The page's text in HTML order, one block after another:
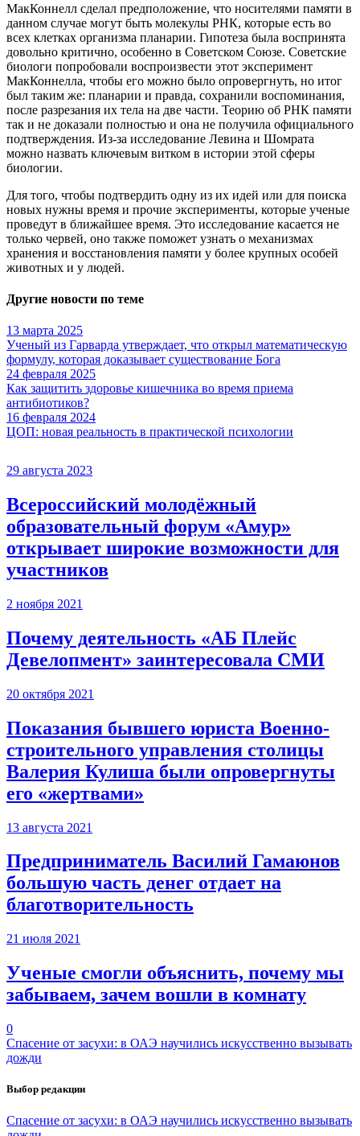
МакКоннелл сделал предположение, что носителями памяти в
данном случае могут быть молекулы РНК, которые есть во
всех клетках организма планарии. Гипотеза была воспринята
довольно критично, особенно в Советском Союзе. Советские
биологи попробовали воспроизвести этот эксперимент
МакКоннелла, чтобы его можно было опровергнуть, но итог
был таким же: планарии и правда, сохранили воспоминания,
после разрезания их тела на две части. Теорию об РНК памяти
так и не доказали полностью и она не получила официального
подтверждения. Из-за исследование Левина и Шомрата
можно назвать ключевым витком в истории этой сферы
биологии.
Для того, чтобы подтвердить одну из их идей или для поиска
новых нужны время и прочие эксперименты, которые ученые
проведут в ближайшее время. Это исследование касается не
только червей, оно также поможет узнать о механизмах
хранения и восстановления памяти у более крупных особей
животных и у людей.
Другие новости по теме
13 марта 2025
Ученый из Гарварда утверждает, что открыл математическую
формулу, которая доказывает существование Бога
24 февраля 2025
Как защитить здоровье кишечника во время приема
антибиотиков?
16 февраля 2024
ЦОП: новая реальность в практической психологии
29 августа 2023
Всероссийский молодёжный
образовательный форум «Амур»
открывает широкие возможности для
участников
2 ноября 2021
Почему деятельность «АБ Плейс
Девелопмент» заинтересовала СМИ
20 октября 2021
Показания бывшего юриста Военно-
строительного управления столицы
Валерия Кулиша были опровергнуты
его «жертвами»
13 августа 2021
Предприниматель Василий Гамаюнов
большую часть денег отдает на
благотворительность
21 июля 2021
Ученые смогли объяснить, почему мы
забываем, зачем вошли в комнату
0
Спасение от засухи: в ОАЭ научились искусственно вызывать
дожди
Выбор редакции
Спасение от засухи: в ОАЭ научились искусственно вызывать